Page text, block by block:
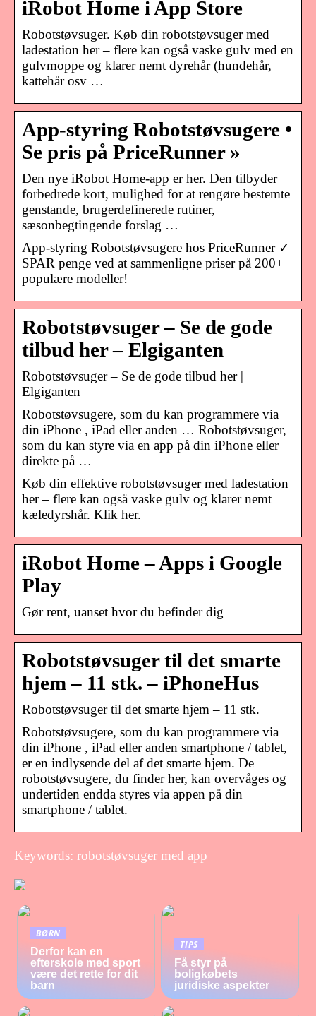
iRobot Home i App Store
Robotstøvsuger. Køb din robotstøvsuger med
ladestation her – flere kan også vaske gulv med en
gulvmoppe og klarer nemt dyrehår (hundehår,
kattehår osv …
App-styring Robotstøvsugere •
Se pris på PriceRunner »
Den nye iRobot Home-app er her. Den tilbyder
forbedrede kort, mulighed for at rengøre bestemte
genstande, brugerdefinerede rutiner,
sæsonbegtingende forslag …
App-styring Robotstøvsugere hos PriceRunner ✓
SPAR penge ved at sammenligne priser på 200+
populære modeller!
Robotstøvsuger – Se de gode
tilbud her – Elgiganten
Robotstøvsuger – Se de gode tilbud her |
Elgiganten
Robotstøvsugere, som du kan programmere via
din iPhone , iPad eller anden … Robotstøvsuger,
som du kan styre via en app på din iPhone eller
direkte på …
Køb din effektive robotstøvsuger med ladestation
her – flere kan også vaske gulv og klarer nemt
kæledyrshår. Klik her.
iRobot Home – Apps i Google
Play
Gør rent, uanset hvor du befinder dig
Robotstøvsuger til det smarte
hjem – 11 stk. – iPhoneHus
Robotstøvsuger til det smarte hjem – 11 stk.
Robotstøvsugere, som du kan programmere via
din iPhone , iPad eller anden smartphone / tablet,
er en indlysende del af det smarte hjem. De
robotstøvsugere, du finder her, kan overvåges og
undertiden endda styres via appen på din
smartphone / tablet.
Keywords: robotstøvsuger med app
BØRN
Derfor kan en
efterskole med sport
være det rette for dit
barn
TIPS
Få styr på
boligkøbets
juridiske aspekter